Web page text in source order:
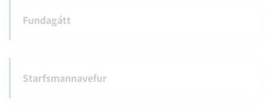
Fundagátt
Starfsmannavefur